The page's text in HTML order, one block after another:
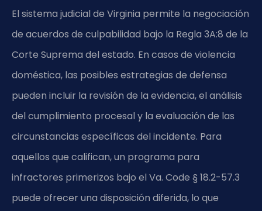
El sistema judicial de Virginia permite la negociación
de acuerdos de culpabilidad bajo la Regla 3A:8 de la
Corte Suprema del estado. En casos de violencia
doméstica, las posibles estrategias de defensa
pueden incluir la revisión de la evidencia, el análisis
del cumplimiento procesal y la evaluación de las
circunstancias específicas del incidente. Para
aquellos que califican, un programa para
infractores primerizos bajo el Va. Code § 18.2-57.3
puede ofrecer una disposición diferida, lo que